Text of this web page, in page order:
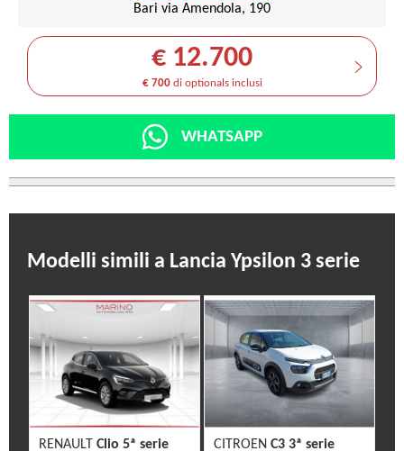
Bari via Amendola, 190
€ 12.700
€ 700di optionals inclusi
WHATSAPP
Modelli simili a Lancia Ypsilon 3 serie
RENAULT Clio 5ª serie CITROEN C3 3ª serie